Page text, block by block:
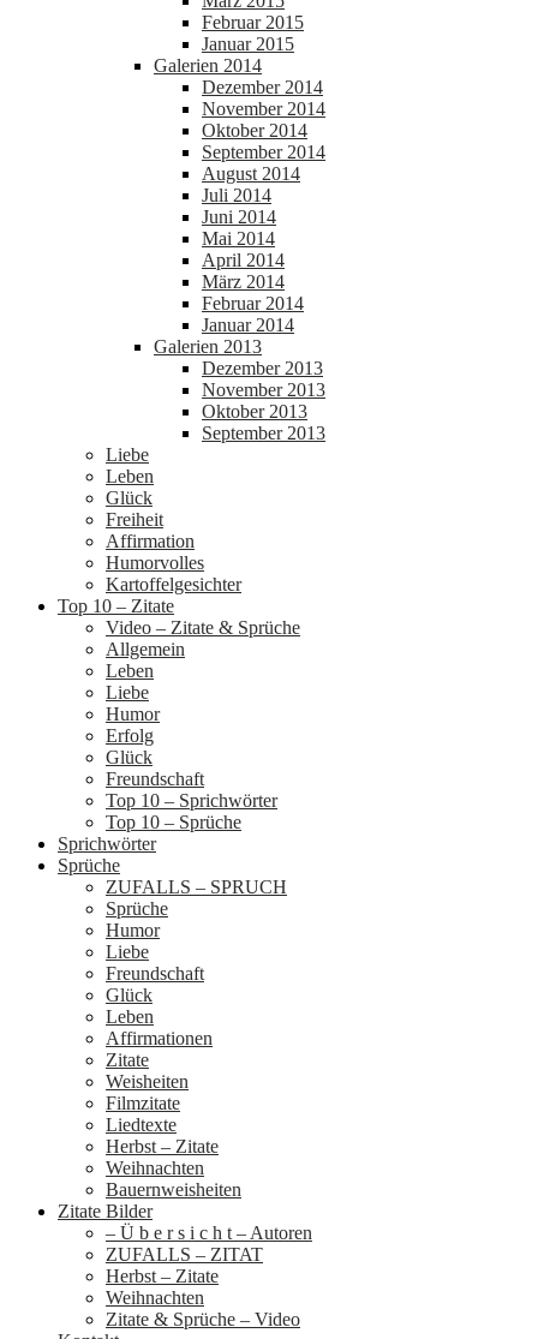
Februar 2015
Januar 2015
Galerien 2014
Dezember 2014
November 2014
Oktober 2014
September 2014
August 2014
Juli 2014
Juni 2014
Mai 2014
April 2014
März 2014
Februar 2014
Januar 2014
Galerien 2013
Dezember 2013
November 2013
Oktober 2013
September 2013
Liebe
Leben
Glück
Freiheit
Affirmation
Humorvolles
Kartoffelgesichter
Top 10 – Zitate
Video – Zitate & Sprüche
Allgemein
Leben
Liebe
Humor
Erfolg
Glück
Freundschaft
Top 10 – Sprichwörter
Top 10 – Sprüche
Sprichwörter
Sprüche
ZUFALLS – SPRUCH
Sprüche
Humor
Liebe
Freundschaft
Glück
Leben
Affirmationen
Zitate
Weisheiten
Filmzitate
Liedtexte
Herbst – Zitate
Weihnachten
Bauernweisheiten
Zitate Bilder
– Ü b e r s i c h t – Autoren
ZUFALLS – ZITAT
Herbst – Zitate
Weihnachten
Zitate & Sprüche – Video